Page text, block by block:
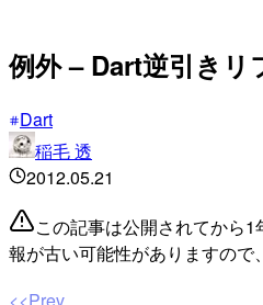
例外 – Dart逆引きリ
Dart
稲毛 透
2012.05.21
この記事は公開されてから
報が古い可能性がありますので
<<Prev